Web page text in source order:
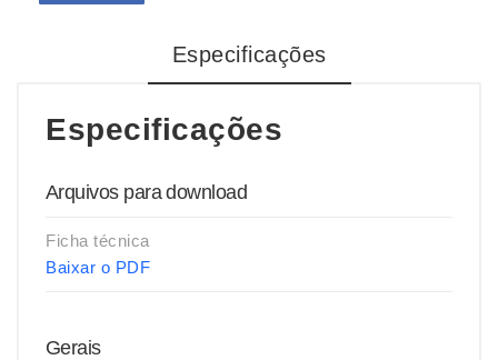
Especificações
Especificações
Arquivos para download
Ficha técnica
Baixar o PDF
Gerais